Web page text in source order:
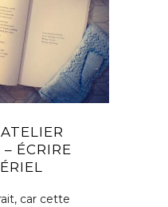
ÉCRIRE
car cette